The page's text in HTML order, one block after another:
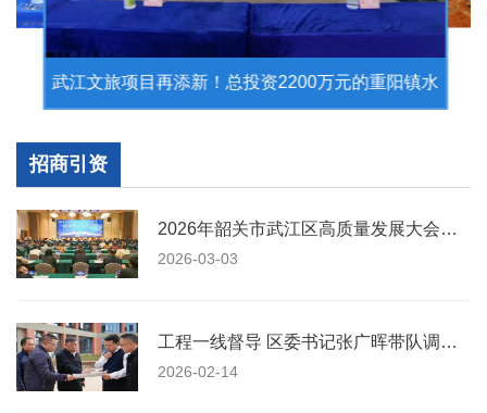
武江文旅项目再添新！总投资2200万元的重阳镇水
招商引资
2026年韶关市武江区高质量发展大会召开
2026-03-03
工程一线督导 区委书记张广晖带队调研“百千万工程”
2026-02-14